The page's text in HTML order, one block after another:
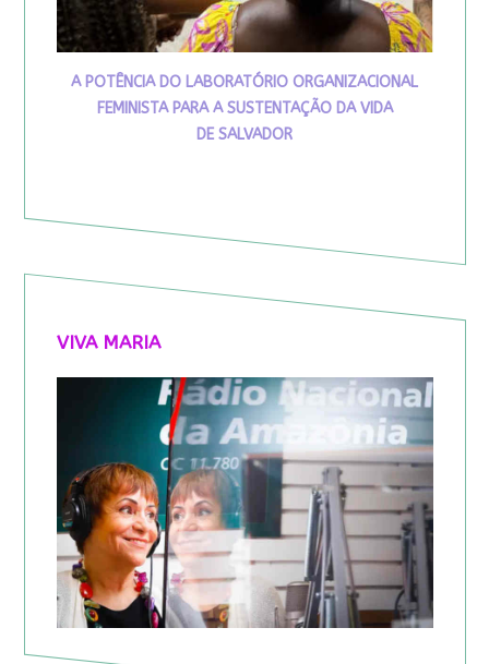
A POTÊNCIA DO LABORATÓRIO ORGANIZACIONAL
FEMINISTA PARA A SUSTENTAÇÃO DA VIDA
DE SALVADOR
VIVA MARIA